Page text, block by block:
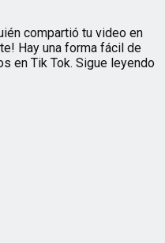
compartió tu video en
Hay una forma fácil de
en Tik Tok. Sigue leyendo